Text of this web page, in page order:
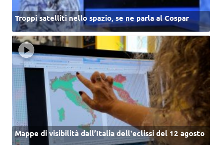
Troppi satelliti nello spazio, se ne parla al Cospar
Mappe di visibilità dall’Italia dell'eclissi del 12 agosto